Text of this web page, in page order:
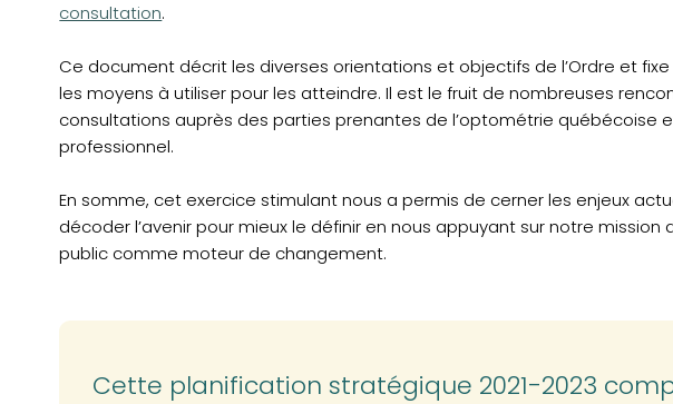
consultation.
Ce document décrit les diverses orientations et objectifs de l’Ordre et
les moyens à utiliser pour les atteindre. Il est le fruit de nombreuses
consultations auprès des parties prenantes de l’optométrie québécoise
professionnel.
En somme, cet exercice stimulant nous a permis de cerner les enjeux
décoder l’avenir pour mieux le définir en nous appuyant sur notre mission
public comme moteur de changement.
Cette planification stratégique 2021-2023